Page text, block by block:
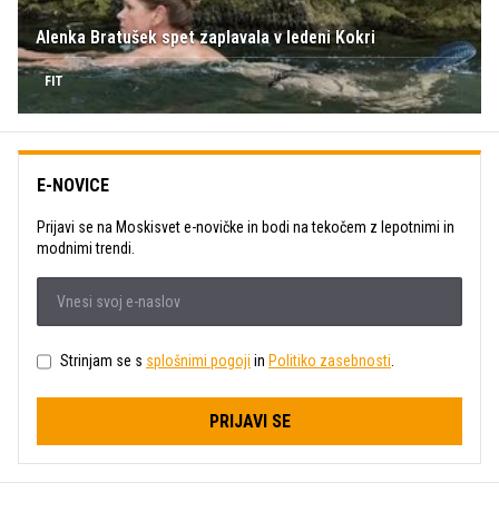
Alenka Bratušek spet zaplavala v ledeni Kokri
FIT
E-NOVICE
Prijavi se na Moskisvet e-novičke in bodi na tekočem z lepotnimi in
modnimi trendi.
Strinjam se s splošnimi pogoji in Politiko zasebnosti
PRIJAVI SE